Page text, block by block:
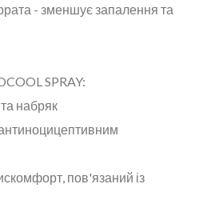
- зменшує запалення та
SPRAY:
набряк
пов'язаний із